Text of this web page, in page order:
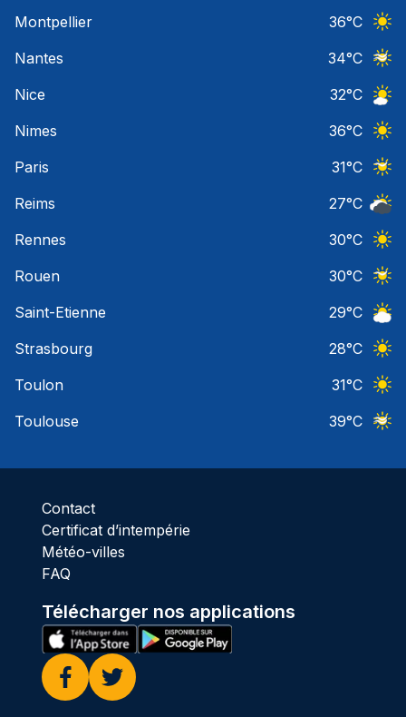
Montpellier
36°C
Nantes
34°C
Nice
32°C
Nimes
36°C
Paris
31°C
Reims
27°C
Rennes
30°C
Rouen
30°C
Saint-Etienne
29°C
Strasbourg
28°C
Toulon
31°C
Toulouse
39°C
Contact
Certificat d’intempérie
Météo-villes
FAQ
Télécharger nos applications
Facebook
Twitter